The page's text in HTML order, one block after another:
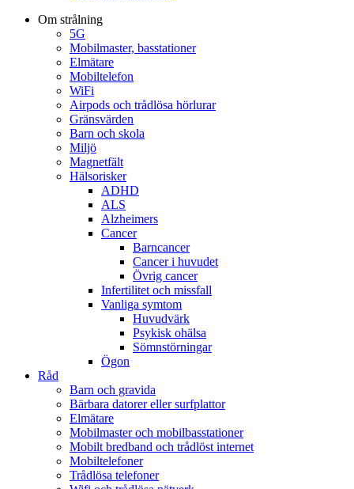
Om strålning
5G
Mobilmaster, basstationer
Elmätare
Mobiltelefon
WiFi
Airpods och trådlösa hörlurar
Gränsvärden
Barn och skola
Miljö
Magnetfält
Hälsorisker
ADHD
ALS
Alzheimers
Cancer
Barncancer
Cancer i huvudet
Övrig cancer
Infertilitet och missfall
Vanliga symtom
Huvudvärk
Psykisk ohälsa
Sömnstörningar
Ögon
Råd
Barn och gravida
Bärbara datorer eller surfplattor
Elmätare
Mobilmaster och mobilbasstationer
Mobilt bredband och trådlöst internet
Mobiltelefoner
Trådlösa telefoner